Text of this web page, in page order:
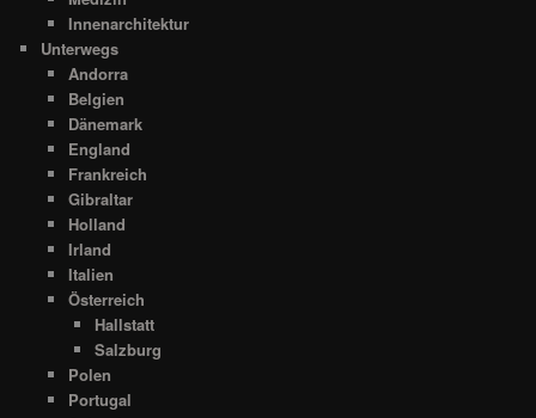
Innenarchitektur
Unterwegs
Andorra
Belgien
Dänemark
England
Frankreich
Gibraltar
Holland
Irland
Italien
Österreich
Hallstatt
Salzburg
Polen
Portugal